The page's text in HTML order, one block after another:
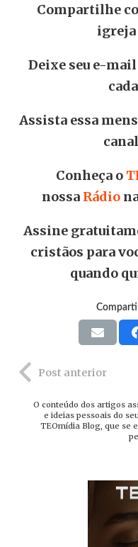
Compartilhe
Deixe seu e-
Assista essa
Conheça o
nossa Rádio
Assine
cristãos para
quando
Post anterior
O conteúdo dos artigos
e ideias pessoais do
TEOmídia Blog, que se